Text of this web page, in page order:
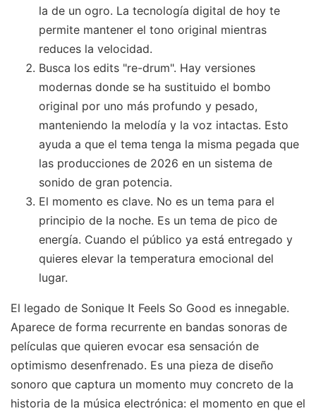
la de un ogro. La tecnología digital de hoy te
permite mantener el tono original mientras
reduces la velocidad.
Busca los edits "re-drum". Hay versiones
modernas donde se ha sustituido el bombo
original por uno más profundo y pesado,
manteniendo la melodía y la voz intactas. Esto
ayuda a que el tema tenga la misma pegada que
las producciones de 2026 en un sistema de
sonido de gran potencia.
El momento es clave. No es un tema para el
principio de la noche. Es un tema de pico de
energía. Cuando el público ya está entregado y
quieres elevar la temperatura emocional del
lugar.
El legado de Sonique It Feels So Good es innegable.
Aparece de forma recurrente en bandas sonoras de
películas que quieren evocar esa sensación de
optimismo desenfrenado. Es una pieza de diseño
sonoro que captura un momento muy concreto de la
historia de la música electrónica: el momento en que el